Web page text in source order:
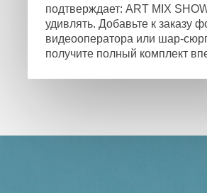
подтверждает: ART MIX
удивлять. Добавьте к заказу
видеооператора или шар-
получите полный комплект